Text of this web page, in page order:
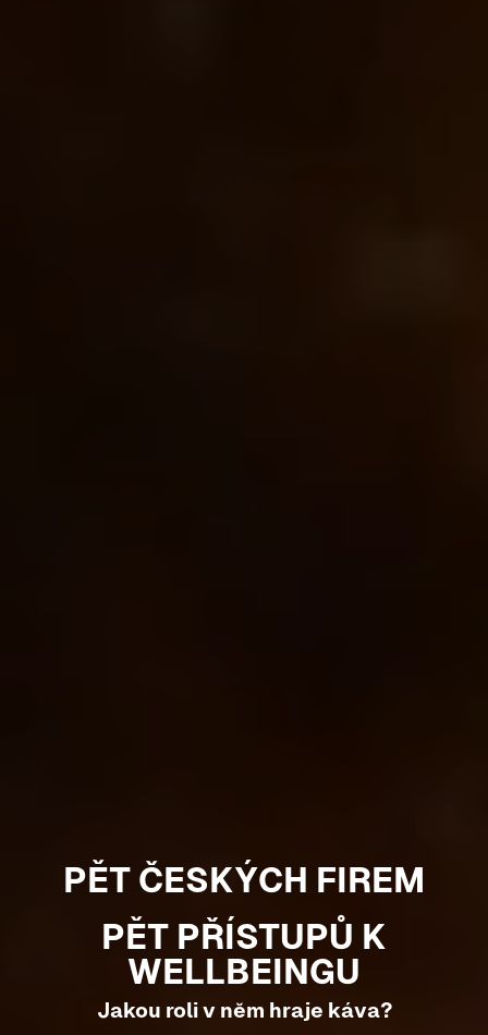
PĚT ČESKÝCH FIREM
PĚT PŘÍSTUPŮ K
WELLBEINGU
Jakou roli v něm hraje káva?